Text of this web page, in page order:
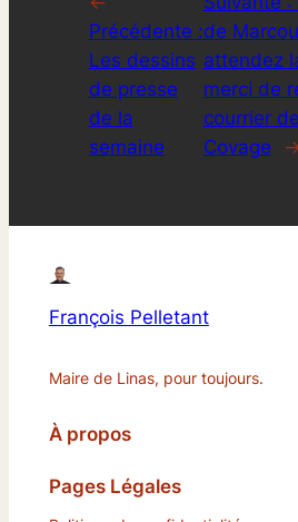
Précédente :
Les dessins
de presse
de la
semaine
de
attendez
merci de
courrier
Covage
François Pelletant
Maire de Linas, pour toujours.
À propos
Pages Légales